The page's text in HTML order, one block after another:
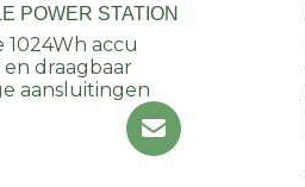
POWER STATION
1024Wh accu
draagbaar
aansluitingen